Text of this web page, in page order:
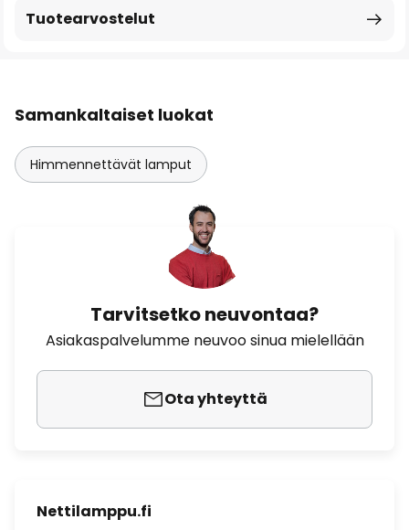
Tuotearvostelut
Samankaltaiset luokat
Himmennettävät lamput
Tarvitsetko neuvontaa?
Asiakaspalvelumme neuvoo sinua mielellään
Ota yhteyttä
Nettilamppu.fi